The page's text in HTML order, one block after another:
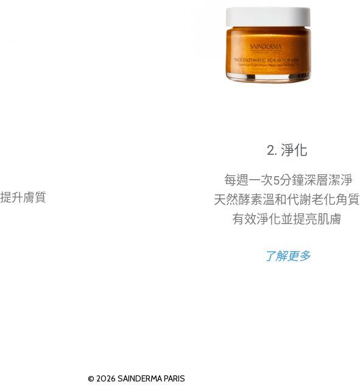
升膚質
2. 淨化
每週一次5分鐘深層潔淨
天然酵素溫和代謝老化角質
有效淨化並提亮肌膚
了解更多
© 2026 SAINDERMA PARIS